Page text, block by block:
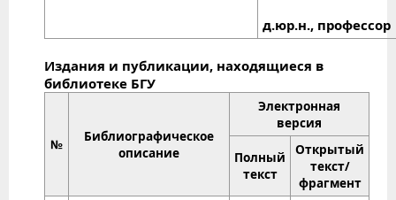
д.юр.н., профессор
Издания и публикации, находящиеся в
библиотеке БГУ
№
Библиографическое
описание
Электронная
версия
Полный
текст
Открытый
текст/
фрагмент